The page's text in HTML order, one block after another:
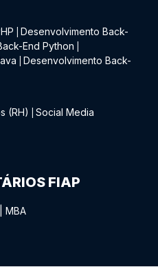
Desenvolvimento Back-
End Python
Desenvolvimento Back-
(RH)
Social Media
FIAP
MBA